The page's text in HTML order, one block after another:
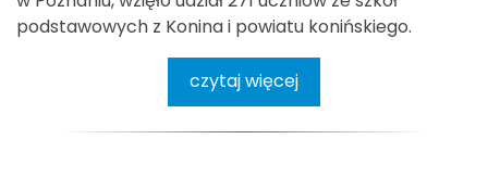
podstawowych z Konina i powiatu konińskiego.
czytaj więcej